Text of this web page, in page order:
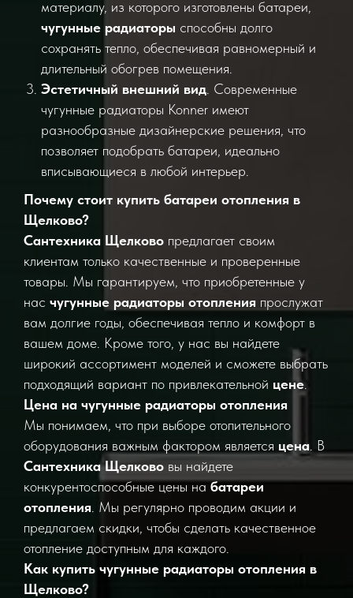
материалу, из которого изготовлены батареи,
чугунные радиаторы способны долго
сохранять тепло, обеспечивая равномерный и
длительный обогрев помещения.
Эстетичный внешний вид . Современные
чугунные радиаторы Konner имеют
разнообразные дизайнерские решения, что
позволяет подобрать батареи, идеально
вписывающиеся в любой интерьер.
Почему стоит купить батареи отопления в
Щелково?
Сантехника Щелково предлагает своим
клиентам только качественные и проверенные
товары. Мы гарантируем, что приобретенные у
нас чугунные радиаторы отопления прослужат
вам долгие годы, обеспечивая тепло и комфорт в
вашем доме. Кроме того, у нас вы найдете
широкий ассортимент моделей и сможете выбрать
подходящий вариант по привлекательной цене.
Цена на чугунные радиаторы отопления
Мы понимаем, что при выборе отопительного
оборудования важным фактором является цена . В
Сантехника Щелково вы найдете
конкурентоспособные цены набатареи
отопления . Мы регулярно проводим акции и
предлагаем скидки, чтобы сделать качественное
отопление доступным для каждого.
Как купить чугунные радиаторы отопления в
Щелково?